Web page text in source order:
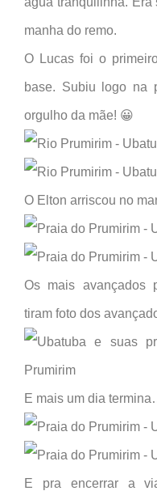
manha do remo.
O Lucas foi o
base. Subiu logo na
orgulho da mãe! 😀
O Elton arriscou no
Os mais avançados
tiram foto dos
E mais um dia
E pra encerrar a